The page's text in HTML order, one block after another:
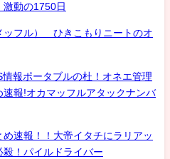
激動の1750日
ッフル） ひきこもりニートのオ
報ポータブルの杜！オネエ管理
速報!オカマッフルアタックナンバ
速報！！大帝イタチにラリアッ
殺！パイルドライバー